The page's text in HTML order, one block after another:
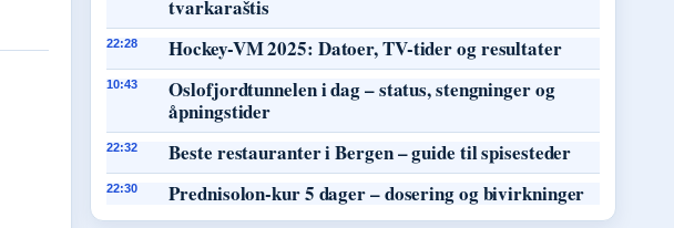
tvarkaraštis
22:28 Hockey-VM 2025: Datoer, TV-tider og resultater
10:43
Oslofjordtunnelen i dag – status, stengninger og
åpningstider
22:32 Beste restauranter i Bergen – guide til spisesteder
22:30 Prednisolon-kur 5 dager – dosering og bivirkninger